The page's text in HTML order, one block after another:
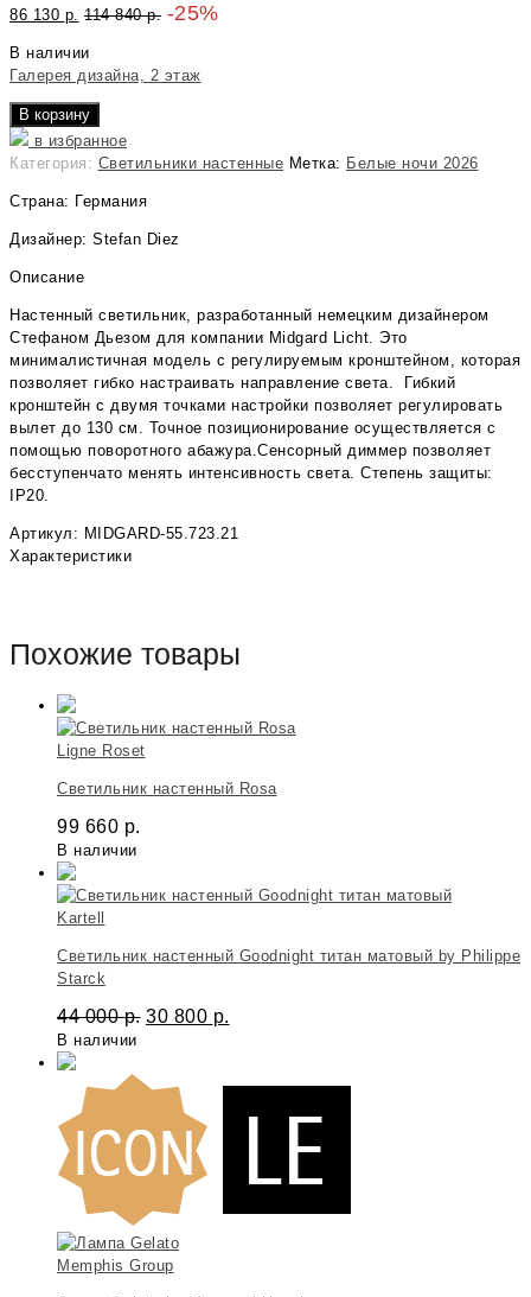
86 130 р. 114 840р. -25%
В наличии
Галерея дизайна, 2 этаж
В корзину
в избранное
Категория: Светильники настенные Метка: Белые ночи 2026
Страна: Германия
Дизайнер: Stefan Diez
Описание
Настенный светильник, разработанный немецким дизайнером
Стефаном Дьезом для компании Midgard Licht. Это
минималистичная модель с регулируемым кронштейном, которая
позволяет гибко настраивать направление света. Гибкий
кронштейн с двумя точками настройки позволяет регулировать
вылет до 130 см. Точное позиционирование осуществляется с
помощью поворотного абажура.Сенсорный диммер позволяет
бесступенчато менять интенсивность света. Степень защиты:
IP20.
Артикул: MIDGARD-55.723.21
Характеристики
Похожие товары
Ligne Roset
Светильник настенный Rosa
99 660 р.
В наличии
Kartell
Светильник настенный Goodnight титан матовый by Philippe
Starck
44 000р. 30 800 р.
В наличии
Memphis Group